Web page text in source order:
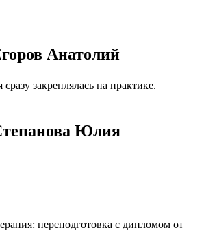
Анатолий
закреплялась на практике.
Юлия
переподготовка с дипломом от